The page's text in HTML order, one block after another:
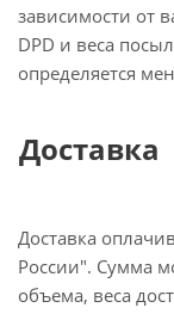
зависимости от
DPD и веса
определяется
Доставка
Доставка
России". Сумма
объема, веса